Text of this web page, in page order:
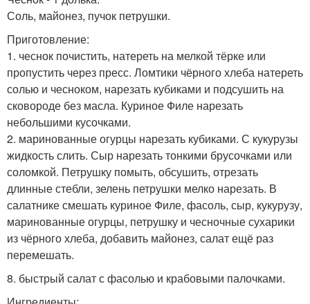
Соль, майонез, пучок петрушки.
Приготовление:
1. чеснок почистить, натереть на мелкой тёрке или
пропустить через пресс. Ломтики чёрного хлеба натереть
солью и чесноком, нарезать кубиками и подсушить на
сковороде без масла. Куриное Филе нарезать
небольшими кусочками.
2. маринованные огурцы нарезать кубиками. С кукурузы
жидкость слить. Сыр нарезать тонкими брусочками или
соломкой. Петрушку помыть, обсушить, отрезать
длинные стебли, зелень петрушки мелко нарезать. В
салатнике смешать куриное Филе, фасоль, сыр, кукурузу,
маринованные огурцы, петрушку и чесночные сухарики
из чёрного хлеба, добавить майонез, салат ещё раз
перемешать.
8. быстрый салат с фасолью и крабовыми палочками.